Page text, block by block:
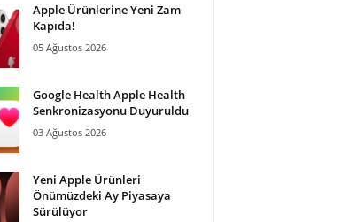
Apple Ürünlerine Yeni Zam
Kapıda!
05 Ağustos 2026
Google Health Apple Health
Senkronizasyonu Duyuruldu
03 Ağustos 2026
Yeni Apple Ürünleri
Önümüzdeki Ay Piyasaya
Sürülüyor